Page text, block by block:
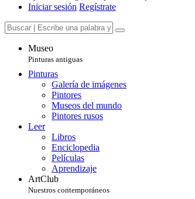
Iniciar sesión Regístrate
Museo
Pinturas antiguas
Pinturas
Galería de imágenes
Pintores
Museos del mundo
Pintores rusos
Leer
Libros
Enciclopedia
Películas
Aprendizaje
ArtClub
Nuestros contemporáneos